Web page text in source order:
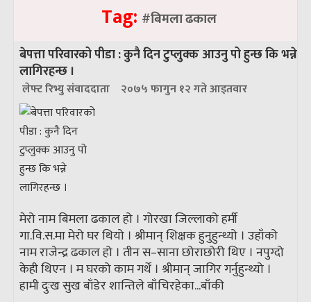
Tag: #बिमला ढकाल
बेपत्ता परिवारको पीडा : कुनै दिन टुप्लुक्क आउनु पो हुन्छ कि भन्ने
लागिरहन्छ ।
लेफ्ट रिभ्यु संवाददाता २०७५ फागुन १२ गते आइतवार
मेरो नाम बिमला ढकाल हो । गोरखा जिल्लाको हर्मी
गा.वि.स.मा मेरो घर थियो । श्रीमान् शिक्षक हुनुहुन्थ्यो । उहाँको
नाम राजेन्द्र ढकाल हो । तीन स–साना छोराछोरी थिए । नपुग्दो
केही थिएन । म घरको काम गर्थें । श्रीमान् जागिर गर्नुहुन्थ्यो ।
हामी दुःख सुख बाँडेर शान्तिले बाँचिरहेका...बाँकी